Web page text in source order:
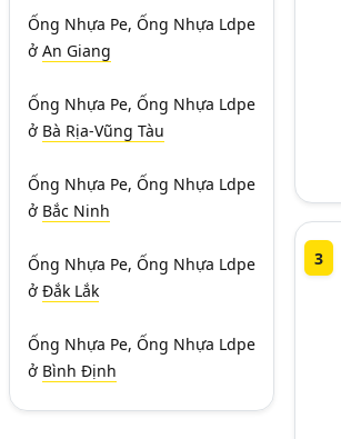
Ống Nhựa Pe, Ống Nhựa Ldpe
ở An Giang
Ống Nhựa Pe, Ống Nhựa Ldpe
ở Bà Rịa-Vũng Tàu
Ống Nhựa Pe, Ống Nhựa Ldpe
ở Bắc Ninh
Ống Nhựa Pe, Ống Nhựa Ldpe
ở Đắk Lắk
Ống Nhựa Pe, Ống Nhựa Ldpe
ở Bình Định
3